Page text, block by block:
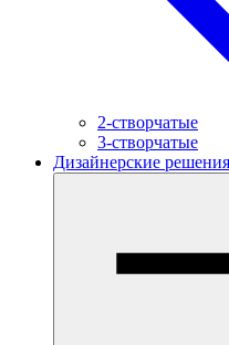
2-створчатые
3-створчатые
Дизайнерские решения